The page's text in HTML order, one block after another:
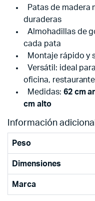
Patas de madera
duraderas
Almohadillas de
cada pata
Montaje rápido y
Versátil: ideal
oficina,
Medidas: 62 cm
cm alto
Información adicional
Peso
Dimensiones
Marca